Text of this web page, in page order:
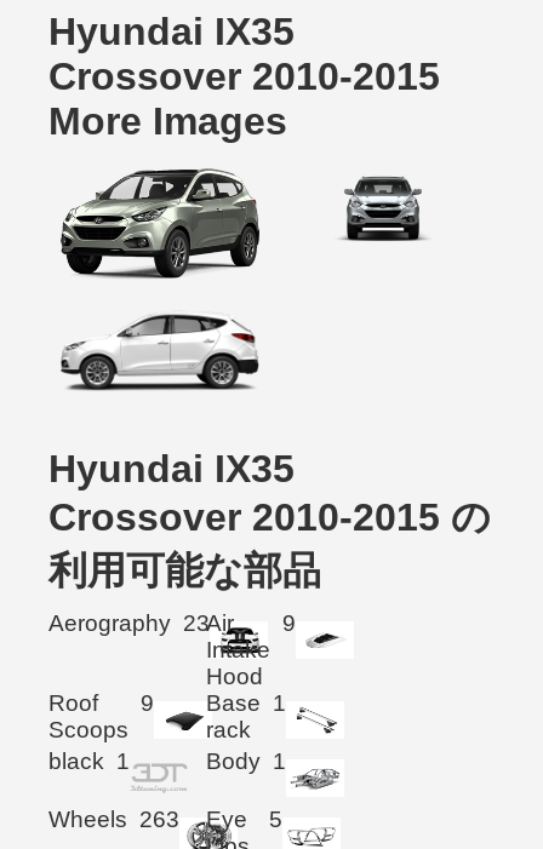
Hyundai IX35
Crossover 2010-2015
More Images
Hyundai IX35
Crossover 2010-2015 の
利用可能な部品
Aerography 23Air
Intake
Hood
9
Roof
Scoops
9
Base
rack
1
black 1 Body 1
Wheels 263
Eye
5